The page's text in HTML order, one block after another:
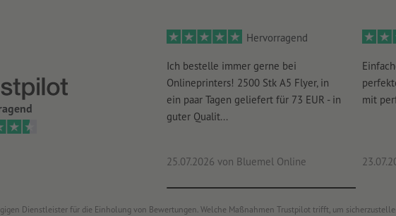
Hervorragend
Ich bestelle immer gerne bei
Onlineprinters! 2500 Stk A5 Flyer, in
ein paar Tagen geliefert für 73 EUR - in
guter Qualit...
25.07.2026 von Bluemel Online
mit
Dienstleister für die Einholung von Bewertungen. Welche Maßnahmen Trustpilot trifft, um